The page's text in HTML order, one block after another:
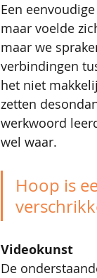
Een
maar voelde
maar we
verbindingen
het niet
zetten
werkwoord
wel waar.
Hoop is
Videokunst
De